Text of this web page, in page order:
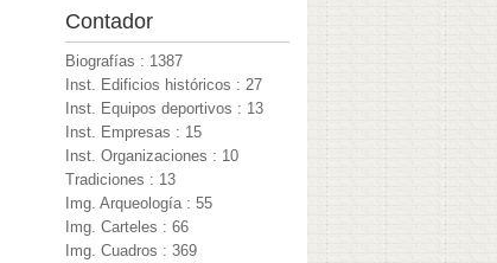
Contador
Biografías : 1387
Inst. Edificios históricos : 27
Inst. Equipos deportivos : 13
Inst. Empresas : 15
Inst. Organizaciones : 10
Tradiciones : 13
Img. Arqueología : 55
Img. Carteles : 66
Img. Cuadros : 369